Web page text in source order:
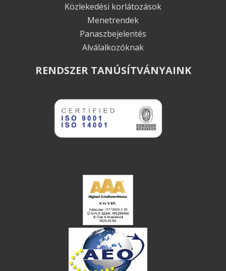
Közlekedési korlátozások
Menetrendek
Panaszbejelentés
Alválalkozóknak
RENDSZER TANÚSÍTVÁNYAINK